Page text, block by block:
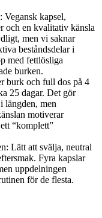
kapsel,
och en kvalitativ känsla
men vi saknar
beståndsdelar i
med fettlösliga
burken.
burk och full dos på 4
25 dagar. Det gör
längden, men
motiverar
“komplett”
Lätt att svälja, neutral
Fyra kapslar
uppdelningen
för de flesta.